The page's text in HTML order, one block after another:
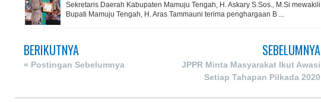
Sekretaris Daerah Kabupaten Mamuju Tengah, H. Askary S.Sos., M.Si mewakili
Bupati Mamuju Tengah, H. Aras Tammauni terima penghargaan B ...
BERIKUTNYA
« Postingan Sebelumnya
SEBELUMNYA
JPPR Minta Masyarakat Ikut Awasi
Setiap Tahapan Pilkada 2020